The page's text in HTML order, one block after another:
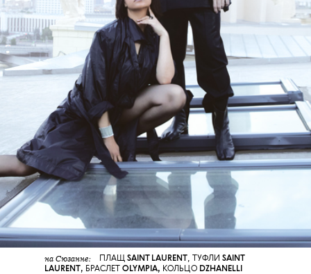
на Сюзанне: ПЛАЩ SAINT LAURENT, ТУФЛИ SAINT
LAURENT, БРАСЛЕТ OLYMPIA, КОЛЬЦО DZHANELLI